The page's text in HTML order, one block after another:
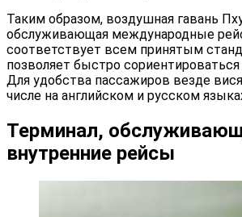
Таким образом, воздушная гавань
обслуживающая международные
соответствует всем принятым
позволяет быстро
Для удобства пассажиров везде
числе на английском и русском
Терминал,
внутренние рейсы